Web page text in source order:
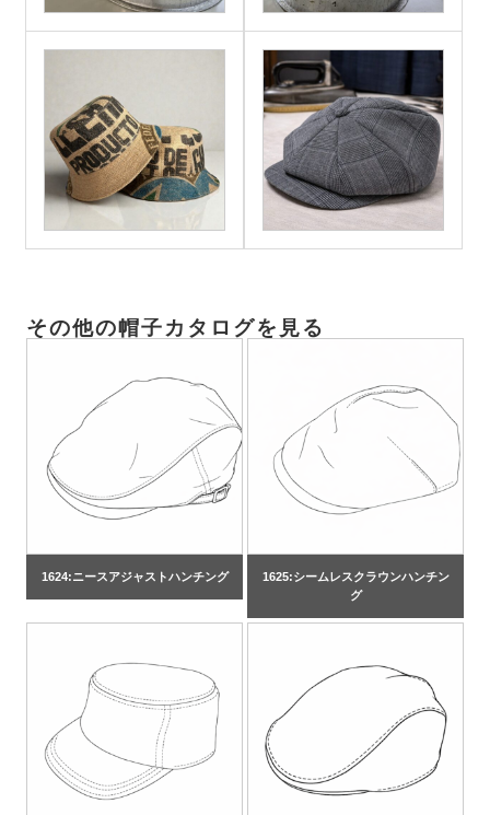
その他の帽子カタログを見る
1624:ニースアジャストハンチング
1625:シームレスクラウンハンチン
グ